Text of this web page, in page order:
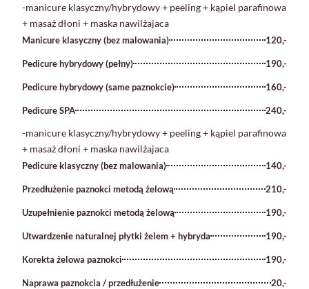
-manicure klasyczny/hybrydowy + peeling + kąpiel parafinowa
+ masaż dłoni + maska nawilżajaca
Manicure klasyczny (bez malowania) 120,-
Pedicure hybrydowy (pełny) 190,-
Pedicure hybrydowy (same paznokcie) 160,-
Pedicure SPA 240,-
-manicure klasyczny/hybrydowy + peeling + kąpiel parafinowa
+ masaż dłoni + maska nawilżajaca
Pedicure klasyczny (bez malowania) 140,-
Przedłużenie paznokci metodą żelową 210,-
Uzupełnienie paznokci metodą żelową 190,-
Utwardzenie naturalnej płytki żelem + hybryda 190,-
Korekta żelowa paznokci 190,-
Naprawa paznokcia / przedłużenie 20,-